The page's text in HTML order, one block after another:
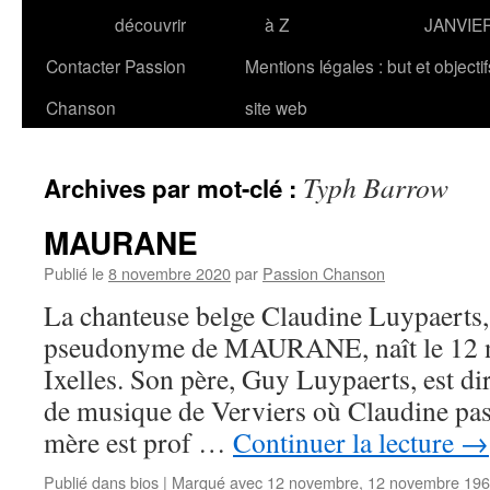
découvrir
à Z
Contacter Passion
Chanson
Mentions légales : but et
site web
Archives par mot-clé : Typh Barrow
MAURANE
Publié le8 novembre 2020par Passion Chanson
La chanteuse belge Claudine
pseudonyme de MAURANE, naît le 12
Ixelles. Son père, Guy Luypaerts, est
de musique de Verviers où Claudine
mère est prof … Continuer la lecture →
Publié dansbios | Marqué avec 12 novembre, 12 novembre